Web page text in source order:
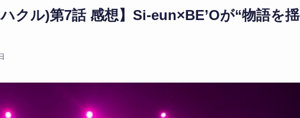
クル)第7話 感想】Si-eun×BE’Oが“物語を揺